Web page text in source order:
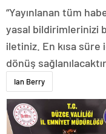
“Yayınlanan tüm
yasal bildirimlerinizi
iletiniz. En kısa
dönüş
Ian Berry